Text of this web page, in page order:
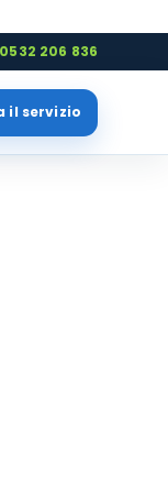
206 836
il servizio